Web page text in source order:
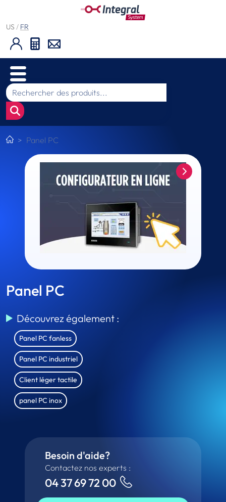
US / FR
Panel PC
Panel PC
Découvrez également :
Panel PC fanless
Panel PC industriel
Client léger tactile
panel PC inox
Besoin d'aide?
Contactez nos experts :
04 37 69 72 00